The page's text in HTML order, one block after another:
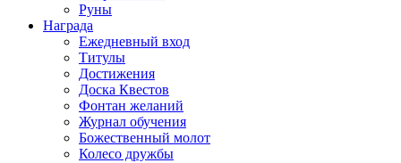
Руны
Награда
Ежедневный вход
Титулы
Достижения
Доска Квестов
Фонтан желаний
Журнал обучения
Божественный молот
Колесо дружбы